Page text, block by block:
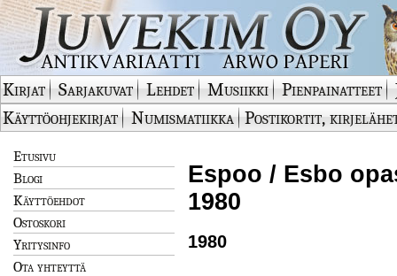
Kirjat Sarjakuvat Lehdet Musiikki Pienpainatteet
Käyttöohjekirjat
Numismatiikka Postikortit,
Etusivu
Blogi
Käyttöehdot
Ostoskori
Yritysinfo
Ota yhteyttä
Espoo / Esbo
1980
1980